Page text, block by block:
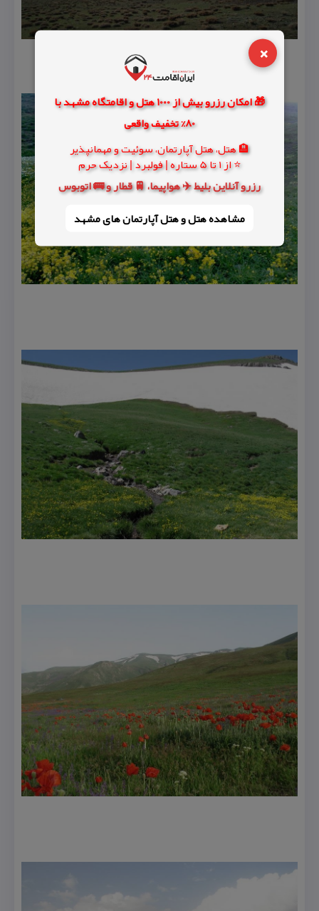
×
🎁 امکان رزرو بیش از 1000 هتل و اقامتگاه مشهد با
80% تخفیف واقعی
🏨 هتل، هتل آپارتمان، سوئیت و مهمانپذیر
⭐ از 1 تا 5 ستاره | فولبرد | نزدیک حرم
رزرو آنلاین بلیط ✈️ هواپیما، 🚆 قطار و 🚌 اتوبوس
مشاهده هتل و هتل‌ آپارتمان های مشهد